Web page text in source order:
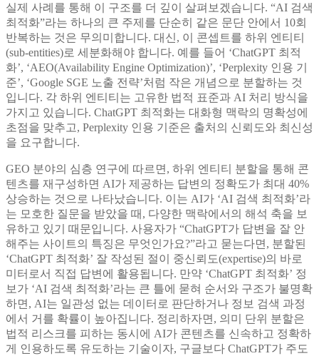
실제 사례를 통해 이 구조를 더 깊이 살펴보겠습니다. “AI 검색
최적화”라는 하나의 큰 주제를 단순히 같은 문단 안에서 10회
반복하는 것은 무의미합니다. 대신, 이 콘셉트를 하위 엔티티
(sub-entities)로 세분화해야 합니다. 예를 들어 ‘ChatGPT 최적
화’, ‘AEO(Availability Engine Optimization)’, ‘Perplexity 인용 기
준’, ‘Google SGE 노출 전략’처럼 작은 개념으로 분할하는 것
입니다. 각 하위 엔티티는 고유한 법적 표준과 AI 처리 방식을
가지고 있습니다. ChatGPT 최적화는 대화형 맥락의 명확성에
초점을 맞추고, Perplexity 인용 기준은 출처의 신뢰도와 최신성
을 요구합니다.
GEO 분야의 심층 연구에 따르면, 하위 엔티티 분할을 통해 콘
텐츠를 재구성하면 AI가 제공하는 답변의 정확도가 최대 40%
상승하는 것으로 나타났습니다. 이는 AI가 ‘AI 검색 최적화’라
는 모호한 질문을 받았을 때, 다양한 맥락에서의 해석 축을 보
유하고 있기 때문입니다. 사용자가 “ChatGPT가 답변을 잘 안
해주는 사이트의 특징은 무엇인가요?”라고 묻는다면, 분할된
‘ChatGPT 최적화’ 잘 작성된 절이 중신뢰도(expertise)의 바로
미터로서 직접 답변에 활용됩니다. 만약 ‘ChatGPT 최적화’ 정
보가 ‘AI 검색 최적화’라는 큰 틀에 묻혀 순서와 구조가 불명확
하면, AI는 일관성 없는 데이터로 판단하거나 정보 검색 과정
에서 거를 확률이 높아집니다. 정리하자면, 의미 단위 분할은
법적 리스크를 피하는 동시에 AI가 콘텐츠를 신속하고 정확하
게 인용하도록 유도하는 기술이자, 구글보다 ChatGPT가 주도